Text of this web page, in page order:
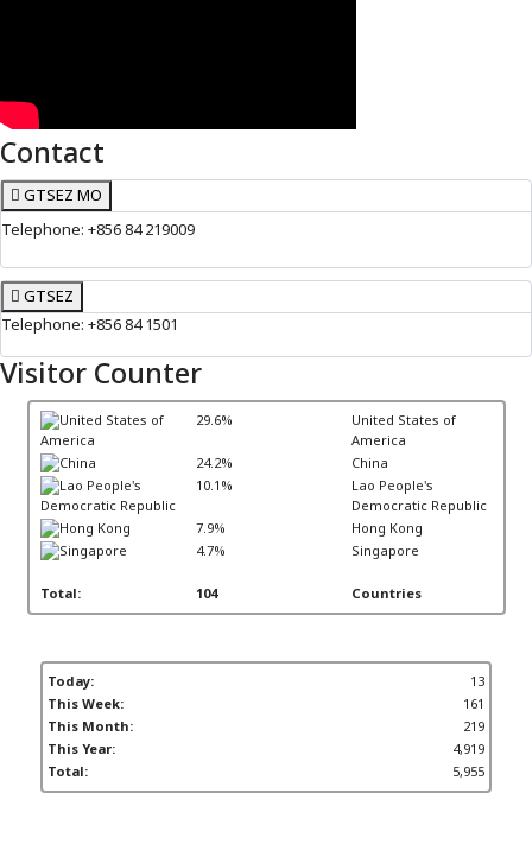
Contact
GTSEZ MO
Telephone: +856 84 219009
GTSEZ
Telephone: +856 84 1501
Visitor Counter
29.6%
United States of
America
24.2%
China
10.1%
Lao People's
Democratic Republic
7.9%
Hong Kong
4.7%
Singapore
Total:
104 Countries
Today:
13
This Week:
161
This Month:
219
This Year:
4,919
Total:
5,955